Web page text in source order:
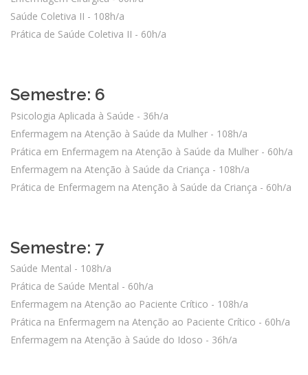
Saúde Coletiva II - 108h/a
Prática de Saúde Coletiva II - 60h/a
Semestre: 6
Psicologia Aplicada à Saúde - 36h/a
Enfermagem na Atenção à Saúde da Mulher - 108h/a
Prática em Enfermagem na Atenção à Saúde da Mulher - 60h/a
Enfermagem na Atenção à Saúde da Criança - 108h/a
Prática de Enfermagem na Atenção à Saúde da Criança - 60h/a
Semestre: 7
Saúde Mental - 108h/a
Prática de Saúde Mental - 60h/a
Enfermagem na Atenção ao Paciente Crítico - 108h/a
Prática na Enfermagem na Atenção ao Paciente Crítico - 60h/a
Enfermagem na Atenção à Saúde do Idoso - 36h/a